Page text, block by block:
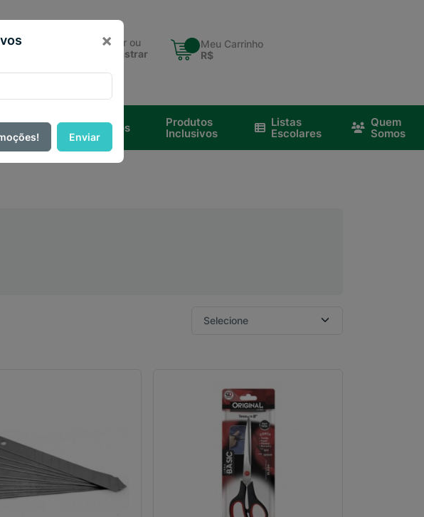
de
Entrar ou
Cadastrar
Meu Carrinho
R$
Eletrônicos
Produtos
Inclusivos
Listas
Escolares
Quem
Somos
×
Enviar